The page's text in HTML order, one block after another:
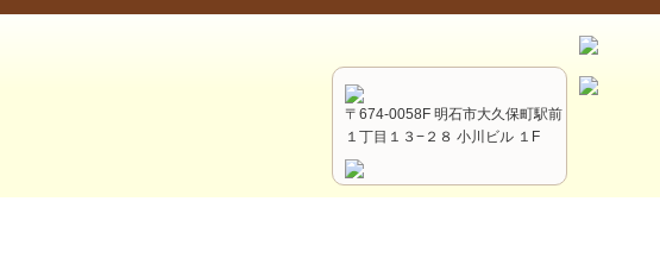
〒674-0058F 明石市大久保町駅前
１丁目１３−２８ 小川ビル １F